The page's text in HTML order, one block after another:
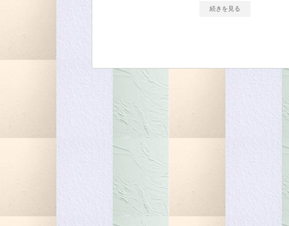
続きを見る